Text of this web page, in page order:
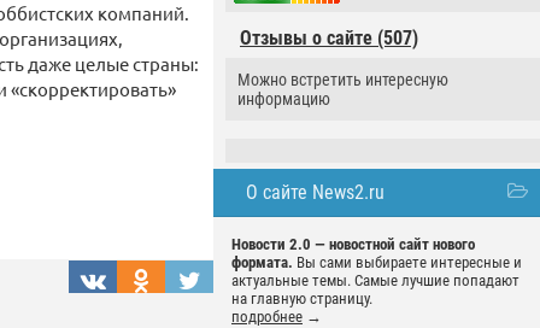
Отзывы о сайте (507)
Можно встретить интересную
информацию
О сайте News2.ru
Новости 2.0 — новостной сайт нового
формата. Вы сами выбираете интересные и
актуальные темы. Самые лучшие попадают
на главную страницу.
подробнее →
компаний.
даже целые страны:
«скорректировать»